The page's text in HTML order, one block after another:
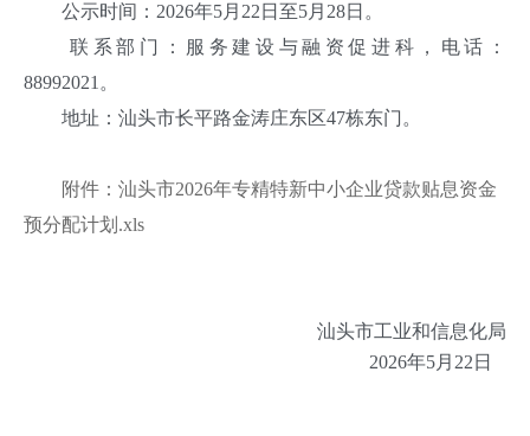
公示时间：2026年5月22日至5月28日。
联系部门：服务建设与融资促进科，电话：
88992021。
地址：汕头市长平路金涛庄东区47栋东门。
附件：汕头市2026年专精特新中小企业贷款贴息资金
预分配计划.xls
汕头市工业和信息化局
2026年5月22日